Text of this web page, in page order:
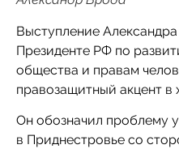
Выступление
Президенте РФ по
общества и правам
правозащитный акцент
Он обозначил проблему
в Приднестровье со